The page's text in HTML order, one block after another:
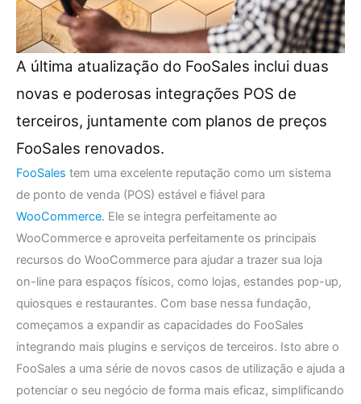
A última atualização do FooSales inclui duas
novas e poderosas integrações POS de
terceiros, juntamente com planos de preços
FooSales renovados.
FooSales tem uma excelente reputação como um sistema
de ponto de venda (POS) estável e fiável para
WooCommerce. Ele se integra perfeitamente ao
WooCommerce e aproveita perfeitamente os principais
recursos do WooCommerce para ajudar a trazer sua loja
on-line para espaços físicos, como lojas, estandes pop-up,
quiosques e restaurantes. Com base nessa fundação,
começamos a expandir as capacidades do FooSales
integrando mais plugins e serviços de terceiros. Isto abre o
FooSales a uma série de novos casos de utilização e ajuda a
potenciar o seu negócio de forma mais eficaz, simplificando